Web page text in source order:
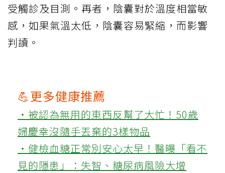
受觸診及目測。再者，陰囊對於溫度相當敏
感，如果氣溫太低，陰囊容易緊縮，而影響
判讀。
💪更多健康推薦
‧被認為無用的東西反幫了大忙！50歲
婦慶幸沒隨手丟棄的3樣物品
‧健檢血糖正常別安心太早！醫曝「看不
見的隱患」：失智、糖尿病風險大增